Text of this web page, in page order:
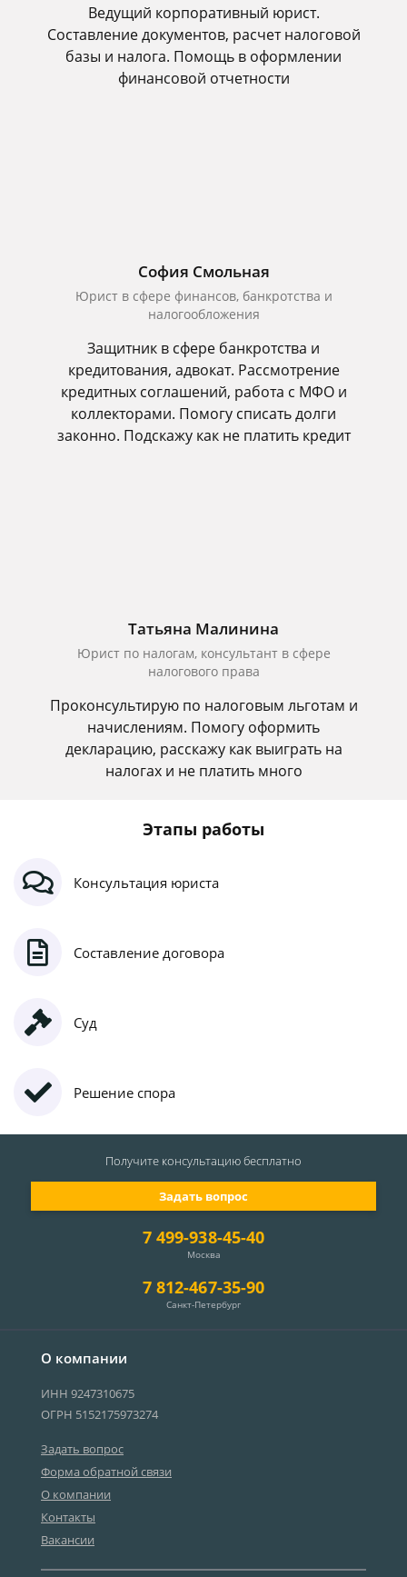
Ведущий корпоративный юрист.
Составление документов, расчет налоговой
базы и налога. Помощь в оформлении
финансовой отчетности
София Смольная
Юрист в сфере финансов, банкротства и
налогообложения
Защитник в сфере банкротства и
кредитования, адвокат. Рассмотрение
кредитных соглашений, работа с МФО и
коллекторами. Помогу списать долги
законно. Подскажу как не платить кредит
Татьяна Малинина
Юрист по налогам, консультант в сфере
налогового права
Проконсультирую по налоговым льготам и
начислениям. Помогу оформить
декларацию, расскажу как выиграть на
налогах и не платить много
Этапы работы
Консультация юриста
Составление договора
Суд
Решение спора
О компании
ИНН 9247310675
ОГРН 5152175973274
Задать вопрос
Форма обратной связи
О компании
Контакты
Вакансии
7 499-938-45-40
Москва
7 812-467-35-90
Санкт-Петербург
Задать вопрос
Получите консультациюбесплатно